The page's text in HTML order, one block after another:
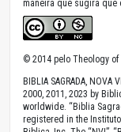
maneira que sugira que
© 2014 pelo Theology of
BIBLIA SAGRADA, NOVA
2000, 2011, 2023 by
worldwide. “Biblia
registered in the